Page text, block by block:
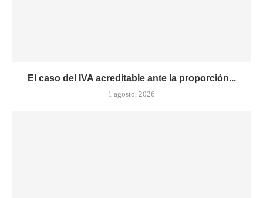
El caso del IVA acreditable ante la proporción...
1 agosto, 2026